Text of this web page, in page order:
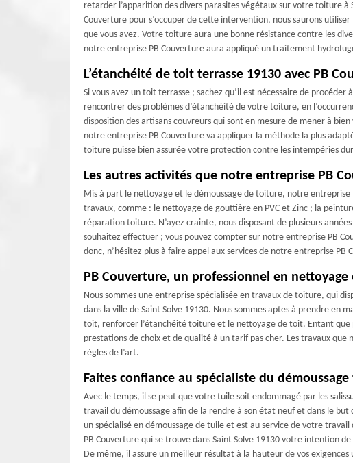
retarder l’apparition des divers parasites végétaux sur votre toiture à
Couverture pour s’occuper de cette intervention, nous saurons
que vous avez. Votre toiture aura une bonne résistance contre les
notre entreprise PB Couverture aura appliqué un traitement
L’étanchéité de toit terrasse 19130 avec PB
Si vous avez un toit terrasse ; sachez qu’il est nécessaire de procéder
rencontrer des problèmes d’étanchéité de votre toiture, en
disposition des artisans couvreurs qui sont en mesure de mener à
notre entreprise PB Couverture va appliquer la méthode la plus
toiture puisse bien assurée votre protection contre les intempéries
Les autres activités que notre entreprise PB
Mis à part le nettoyage et le démoussage de toiture, notre entreprise
travaux, comme : le nettoyage de gouttière en PVC et Zinc ; la
réparation toiture. N’ayez crainte, nous disposant de plusieurs
souhaitez effectuer ; vous pouvez compter sur notre entreprise PB
donc, n’hésitez plus à faire appel aux services de notre entreprise PB
PB Couverture, un professionnel en
Nous sommes une entreprise spécialisée en travaux de toiture, qui
dans la ville de Saint Solve 19130. Nous sommes aptes à prendre en
toit, renforcer l’étanchéité toiture et le nettoyage de toit. Entant que
prestations de choix et de qualité à un tarif pas cher. Les travaux
règles de l’art.
Faites confiance au spécialiste du
Avec le temps, il se peut que votre tuile soit endommagé par les
travail du démoussage afin de la rendre à son état neuf et dans le
un spécialisé en démoussage de tuile et est au service de votre
PB Couverture qui se trouve dans Saint Solve 19130 votre intention
De même, il assure un meilleur résultat à la hauteur de vos